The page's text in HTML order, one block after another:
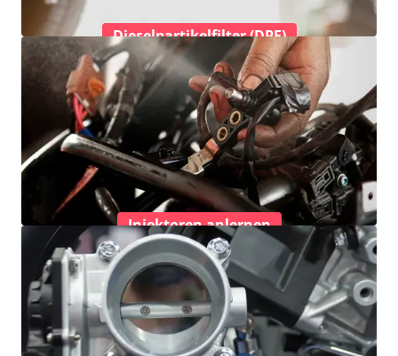
Dieselpartikelfilter (DPF)
Injektoren anlernen